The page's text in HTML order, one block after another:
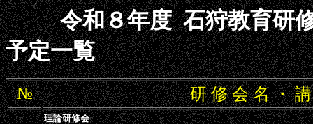
令和８年度 石狩教育研
予定一覧
№ 研 修 会 名 ・
理論研修会